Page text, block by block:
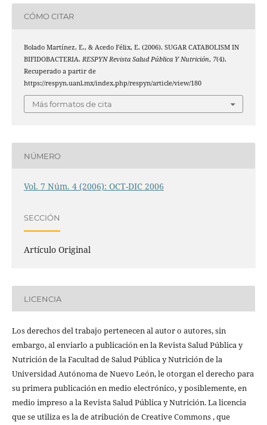
CÓMO CITAR
Bolado Martínez, E., & Acedo Félix, E. (2006). SUGAR CATABOLISM IN
BIFIDOBACTERIA. RESPYN Revista Salud Pública Y Nutrición, 7(4).
Recuperado a partir de
https://respyn.uanl.mx/index.php/respyn/article/view/180
Más formatos de cita
NÚMERO
Vol. 7 Núm. 4 (2006): OCT-DIC 2006
SECCIÓN
Artículo Original
LICENCIA
Los derechos del trabajo pertenecen al autor o autores, sin
embargo, al enviarlo a publicación en la Revista Salud Pública y
Nutrición de la Facultad de Salud Pública y Nutrición de la
Universidad Autónoma de Nuevo León, le otorgan el derecho para
su primera publicación en medio electrónico, y posiblemente, en
medio impreso a la Revista Salud Pública y Nutrición. La licencia
que se utiliza es la de atribución de Creative Commons , que